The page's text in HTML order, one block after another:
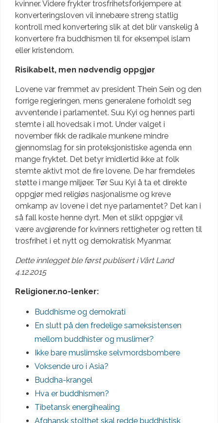
kvinner. Videre frykter trosfrihetsforkjempere at
konverteringsloven vil innebære streng statlig
kontroll med konvertering slik at det blir vanskelig å
konvertere fra buddhismen til for eksempel islam
eller kristendom.
Risikabelt, men nødvendig oppgjør
Lovene var fremmet av president Thein Sein og den
forrige regjeringen, mens generalene forholdt seg
avventende i parlamentet. Suu Kyi og hennes parti
stemte i all hovedsak i mot. Under valget i
november fikk de radikale munkene mindre
gjennomslag for sin proteksjonistiske agenda enn
mange fryktet. Det betyr imidlertid ikke at folk
stemte aktivt mot de fire lovene. De har fremdeles
støtte i mange miljøer. Tør Suu Kyi å ta et direkte
oppgjør med religiøs nasjonalisme og kreve
omkamp av lovene i det nye parlamentet? Det kan i
så fall koste henne dyrt. Men et slikt oppgjør vil
være avgjørende for kvinners rettigheter og retten til
trosfrihet i et nytt og demokratisk Myanmar.
Dette innlegget ble først publisert i Vårt Land
4.12.2015
Religioner.no-lenker:
Buddhisme og demokrati
En slutt på den fredelige sameksistensen
mellom buddhister og muslimer?
Ikke bare muslimske selvmordsbombere
Voksende uro i Asia?
Buddha-krangel
Hva er buddhismen?
Tibetansk energihealing
Afghansk stolthet skal redde buddhistisk